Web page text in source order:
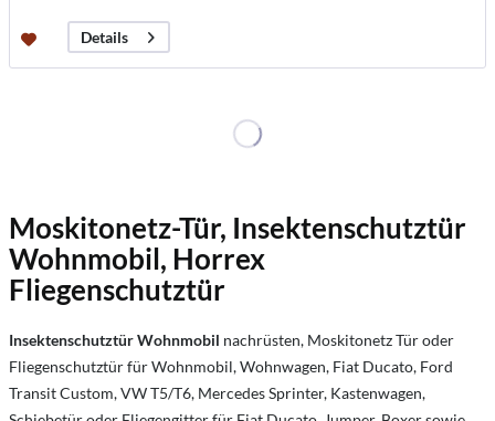
Details
Moskitonetz-Tür, Insektenschutztür
Wohnmobil, Horrex
Fliegenschutztür
Insektenschutztür Wohnmobil nachrüsten, Moskitonetz Tür oder
Fliegenschutztür für Wohnmobil, Wohnwagen, Fiat Ducato, Ford
Transit Custom, VW T5/T6, Mercedes Sprinter, Kastenwagen,